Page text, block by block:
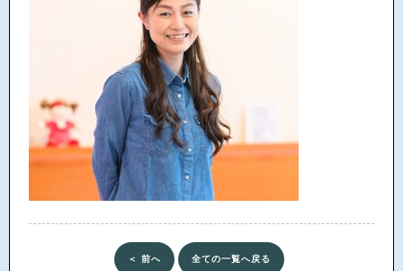
＜ 前へ 全ての一覧へ戻る